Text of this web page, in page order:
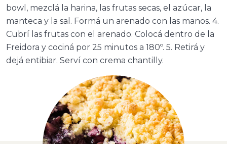
bowl, mezclá la harina, las frutas secas, el azúcar, la
manteca y la sal. Formá un arenado con las manos. 4.
Cubrí las frutas con el arenado. Colocá dentro de la
Freidora y cociná por 25 minutos a 180º. 5. Retirá y
dejá entibiar. Serví con crema chantilly.